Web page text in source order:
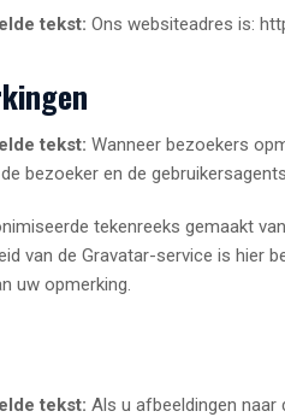
tekst: Ons websiteadres is:
tekst: Wanneer bezoekers
bezoeker en de
tekenreeks gemaakt
van de Gravatar-service is hier
uw opmerking.
tekst: Als u afbeeldingen naar